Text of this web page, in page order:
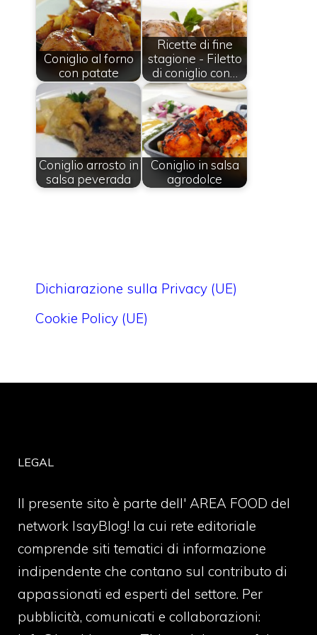
Coniglio al forno
con patate
Ricette di fine
stagione - Filetto
di coniglio con…
Coniglio arrosto in
salsa peverada
Coniglio in salsa
agrodolce
Dichiarazione sulla Privacy (UE)
Cookie Policy (UE)
LEGAL
Il presente sito è parte dell' AREA FOOD del
network IsayBlog! la cui rete editoriale
comprende siti tematici di informazione
indipendente che contano sul contributo di
appassionati ed esperti del settore. Per
pubblicità, comunicati e collaborazioni: